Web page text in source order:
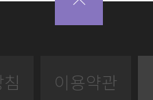
이용약관